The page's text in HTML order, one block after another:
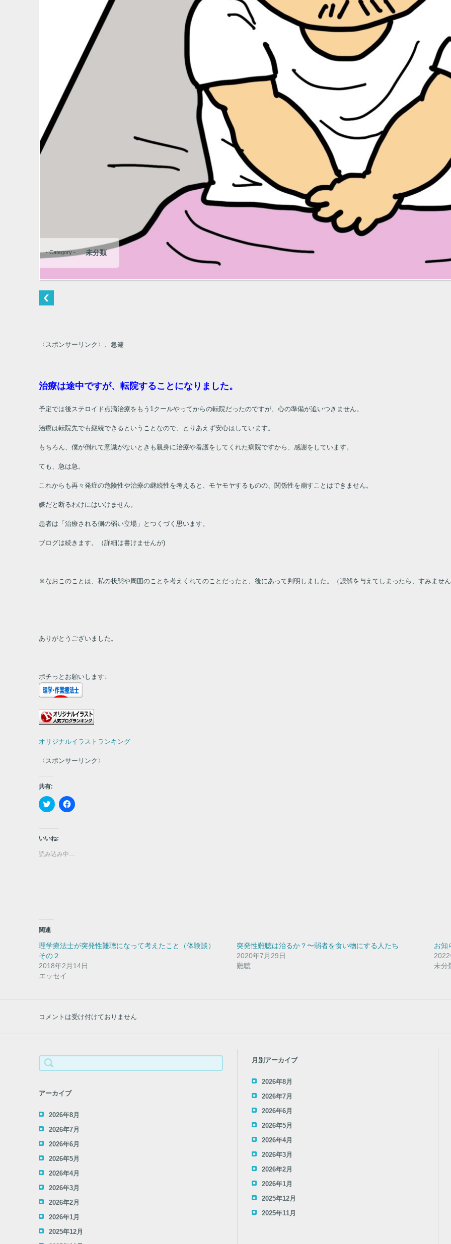
- Category - 未分類
〈スポンサーリンク〉、急遽
治療は途中ですが、転院することになりました。
予定では後ステロイド点滴治療をもう 1クールやってからの転院だったのですが、心の準備が追いつきません。
治療は転院先でも継続できるということなので、とりあえず安心はしています。
もちろん、僕が倒れて意識がないときも親身に治療や看護をしてくれた病院ですから、感謝をしています。
ても、急は急。
これからも再々発症の危険性や治療の継続性を考えると、モヤモヤするものの、関係性を崩すことはできません。
嫌だと断るわけにはいけません。
患者は「治療される側の弱い立場」とつくづく思います。
ブログは続きます。（詳細は書けませんが)
※なおこのことは、私の状態や周囲のことを考えくれてのことだったと、後にあって判明しました。（誤解を与えてしまったら、すみませ
ありがとうございました。
ポチっとお願いします↓
オリジナルイラストランキング
〈スポンサーリンク〉
共有:
ク
リ
て
T
i
し
ィ
ン
ド
ウ
で
開
き
)
F
a
で
だ
ィ
ド
ウ
開
)
いいね:
読み込み中…
関連
理学療法士が突発性難聴になって考えたこと（体験談）
その２
2018年2月14日
エッセイ
突発性難聴は治るか？〜弱者を食い物にする人たち
2020年7月29日
難聴
お知
未分
コメントは受け付けておりません
検
索:
アーカイブ
2026年8月
2026年7月
2026年6月
2026年5月
2026年4月
2026年3月
2026年2月
2026年1月
2025年12月
月別アーカイブ
2026年8月
2026年7月
2026年6月
2026年5月
2026年4月
2026年3月
2026年2月
2026年1月
2025年12月
2025年11月